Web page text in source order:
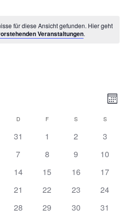
für diese Ansicht gefunden. Hier geht
Veranstaltungen.
Monat
D F S S
hat
Veranstaltungen,
31
hat
Veranstaltungen,
1
hat
2
hat
3
hat
Veranstaltungen,
7
hat
Veranstaltungen,
8
hat
9
hat
10
hat
Veranstaltungen,
14
hat
Veranstaltungen,
15
hat
16
hat
17
hat
Veranstaltungen,
21
hat
Veranstaltungen,
22
hat
23
hat
24
hat
28
hat
29
hat
30
hat
31